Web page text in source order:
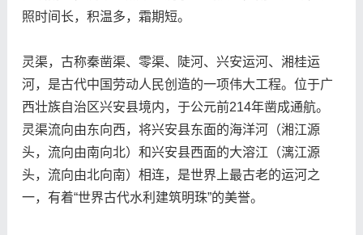
照时间长，积温多，霜期短。
灵渠，古称秦凿渠、零渠、陡河、兴安运河、湘桂运
河，是古代中国劳动人民创造的一项伟大工程。位于广
西壮族自治区兴安县境内，于公元前214年凿成通航。
灵渠流向由东向西，将兴安县东面的海洋河（湘江源
头，流向由南向北）和兴安县西面的大溶江（漓江源
头，流向由北向南）相连，是世界上最古老的运河之
一，有着“世界古代水利建筑明珠”的美誉。